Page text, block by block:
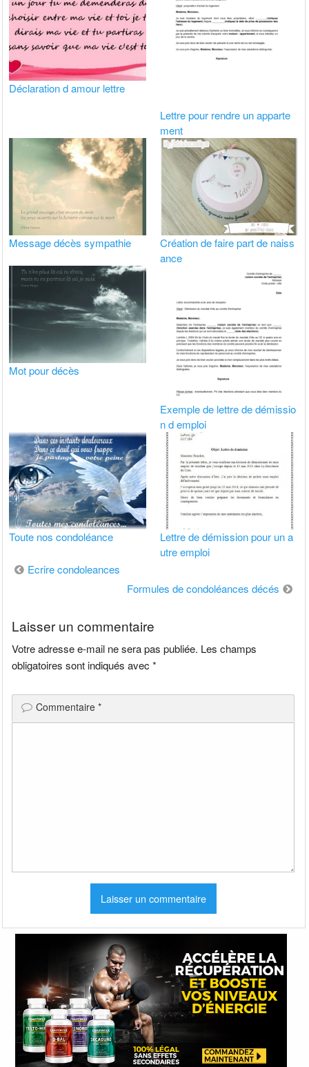
Déclaration d amour lettre
Lettre pour rendre un apparte
ment
Message décès sympathie
Création de faire part de naiss
ance
Mot pour décès
Exemple de lettre de démissio
n d emploi
Toute nos condoléance
Lettre de démission pour un a
utre emploi
Navigation
Ecrire condoleances
Formules de condoléances décés
Laisser un commentaire
Votre adresse e-mail ne sera pas publiée. Les champs
obligatoires sont indiqués avec*
Commentaire*